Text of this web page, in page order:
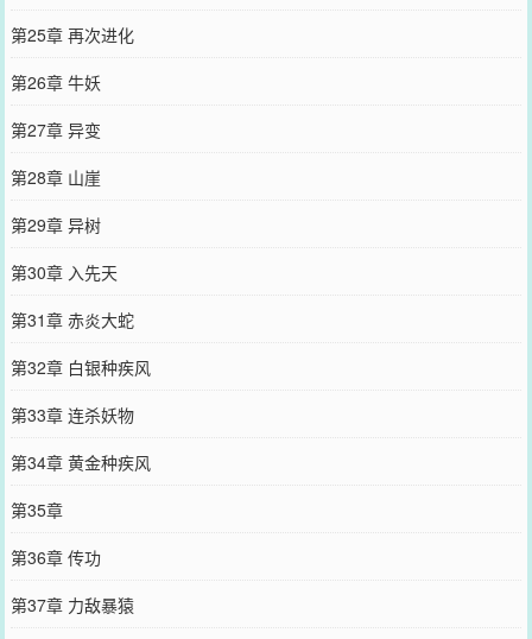
第25章 再次进化
第26章 牛妖
第27章 异变
第28章 山崖
第29章 异树
第30章 入先天
第31章 赤炎大蛇
第32章 白银种疾风
第33章 连杀妖物
第34章 黄金种疾风
第35章
第36章 传功
第37章 力敌暴猿